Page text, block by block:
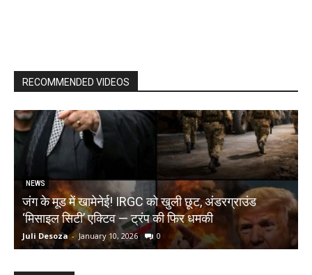
RECOMMENDED VIDEOS
NEWS
जंग के मूड में खामेनेई! IRGC को खुली छूट, अंडरग्राउंड
‘मिसाइल सिटी’ एक्टिव — ट्रंप की फिर धमकी
Juli Desoza - January 10, 2026 0